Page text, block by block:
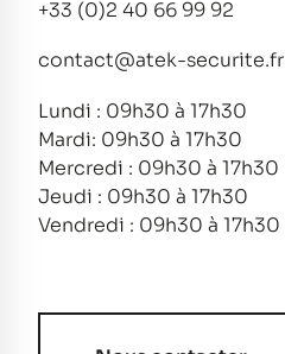
+33 (0)2 40 66 99 92
contact@atek-securite.fr
Lundi : 09h30 à 17h30
Mardi: 09h30 à 17h30
Mercredi : 09h30 à 17h30
Jeudi : 09h30 à 17h30
Vendredi : 09h30 à 17h30